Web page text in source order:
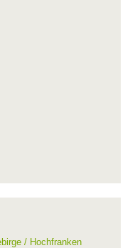
/ Hochfranken